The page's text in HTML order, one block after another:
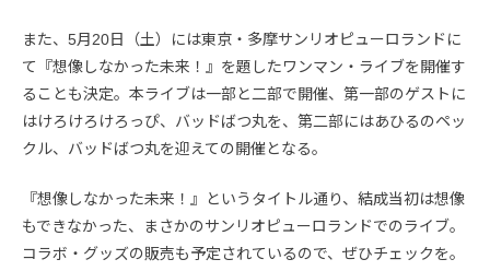
また、5月20日（土）には東京・多摩サンリオピューロランドに
て『想像しなかった未来！』を題したワンマン・ライブを開催す
ることも決定。本ライブは一部と二部で開催、第一部のゲストに
はけろけろけろっぴ、バッドばつ丸を、第二部にはあひるのペッ
クル、バッドばつ丸を迎えての開催となる。
『想像しなかった未来！』というタイトル通り、結成当初は想像
もできなかった、まさかのサンリオピューロランドでのライブ。
コラボ・グッズの販売も予定されているので、ぜひチェックを。